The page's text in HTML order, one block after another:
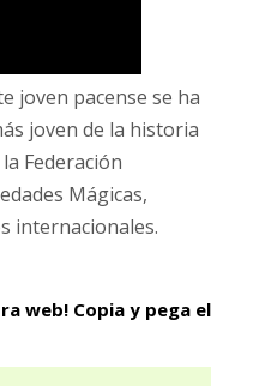
joven pacense se ha
joven de la historia
Federación
Mágicas,
internacionales.
web! Copia y pega el